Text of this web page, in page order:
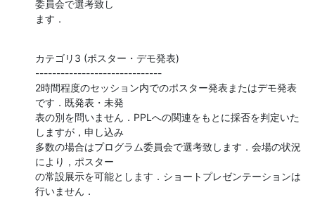
委員会で選考致し
ます．
カテゴリ3 (ポスター・デモ発表)
------------------------------
2時間程度のセッション内でのポスター発表またはデモ発表
です．既発表・未発
表の別を問いません．PPLへの関連をもとに採否を判定いた
しますが，申し込み
多数の場合はプログラム委員会で選考致します．会場の状況
により，ポスター
の常設展示を可能とします．ショートプレゼンテーションは
行いません．